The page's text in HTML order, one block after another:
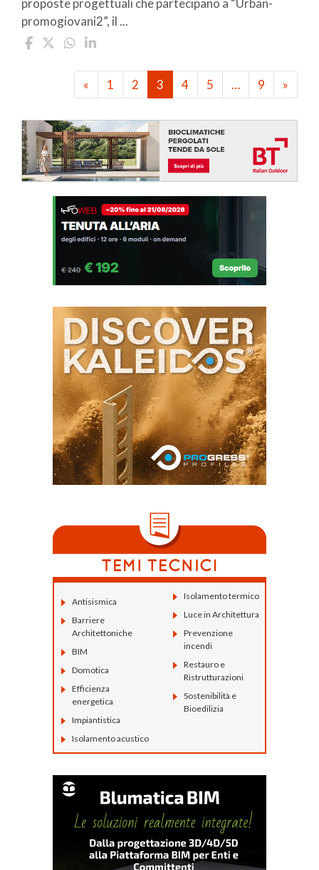
proposte progettuali che partecipano a “Urban-
promogiovani2”, il ...
« 1 2 3 4 5 … 9 »
Antisismica
Barriere
Architettoniche
BIM
Domotica
Efficienza
energetica
Impiantistica
Isolamento acustico
Isolamento termico
Luce in Architettura
Prevenzione
incendi
Restauro e
Ristrutturazioni
Sostenibilità e
Bioedilizia